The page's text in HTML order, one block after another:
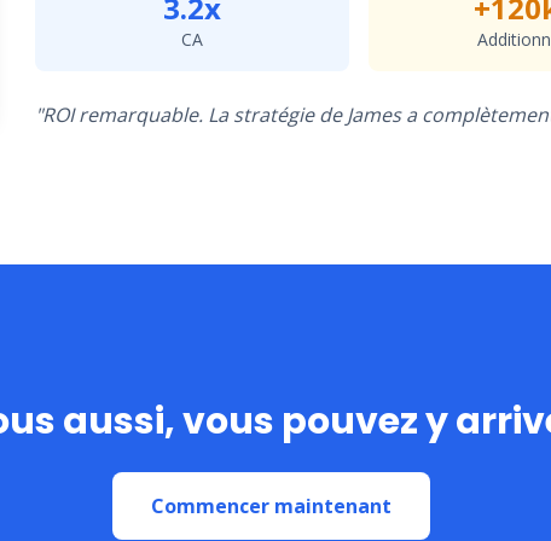
CA
"ROI remarquable. La stratégie de James a
aussi, vous pouvez y
Commencer maintenant